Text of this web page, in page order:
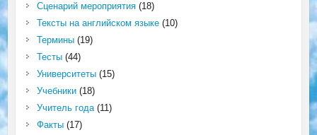
Сценарий мероприятия(18)
Тексты на английском языке(10)
Термины(19)
Тесты(44)
Университеты(15)
Учебники(18)
Учитель года(11)
Факты(17)